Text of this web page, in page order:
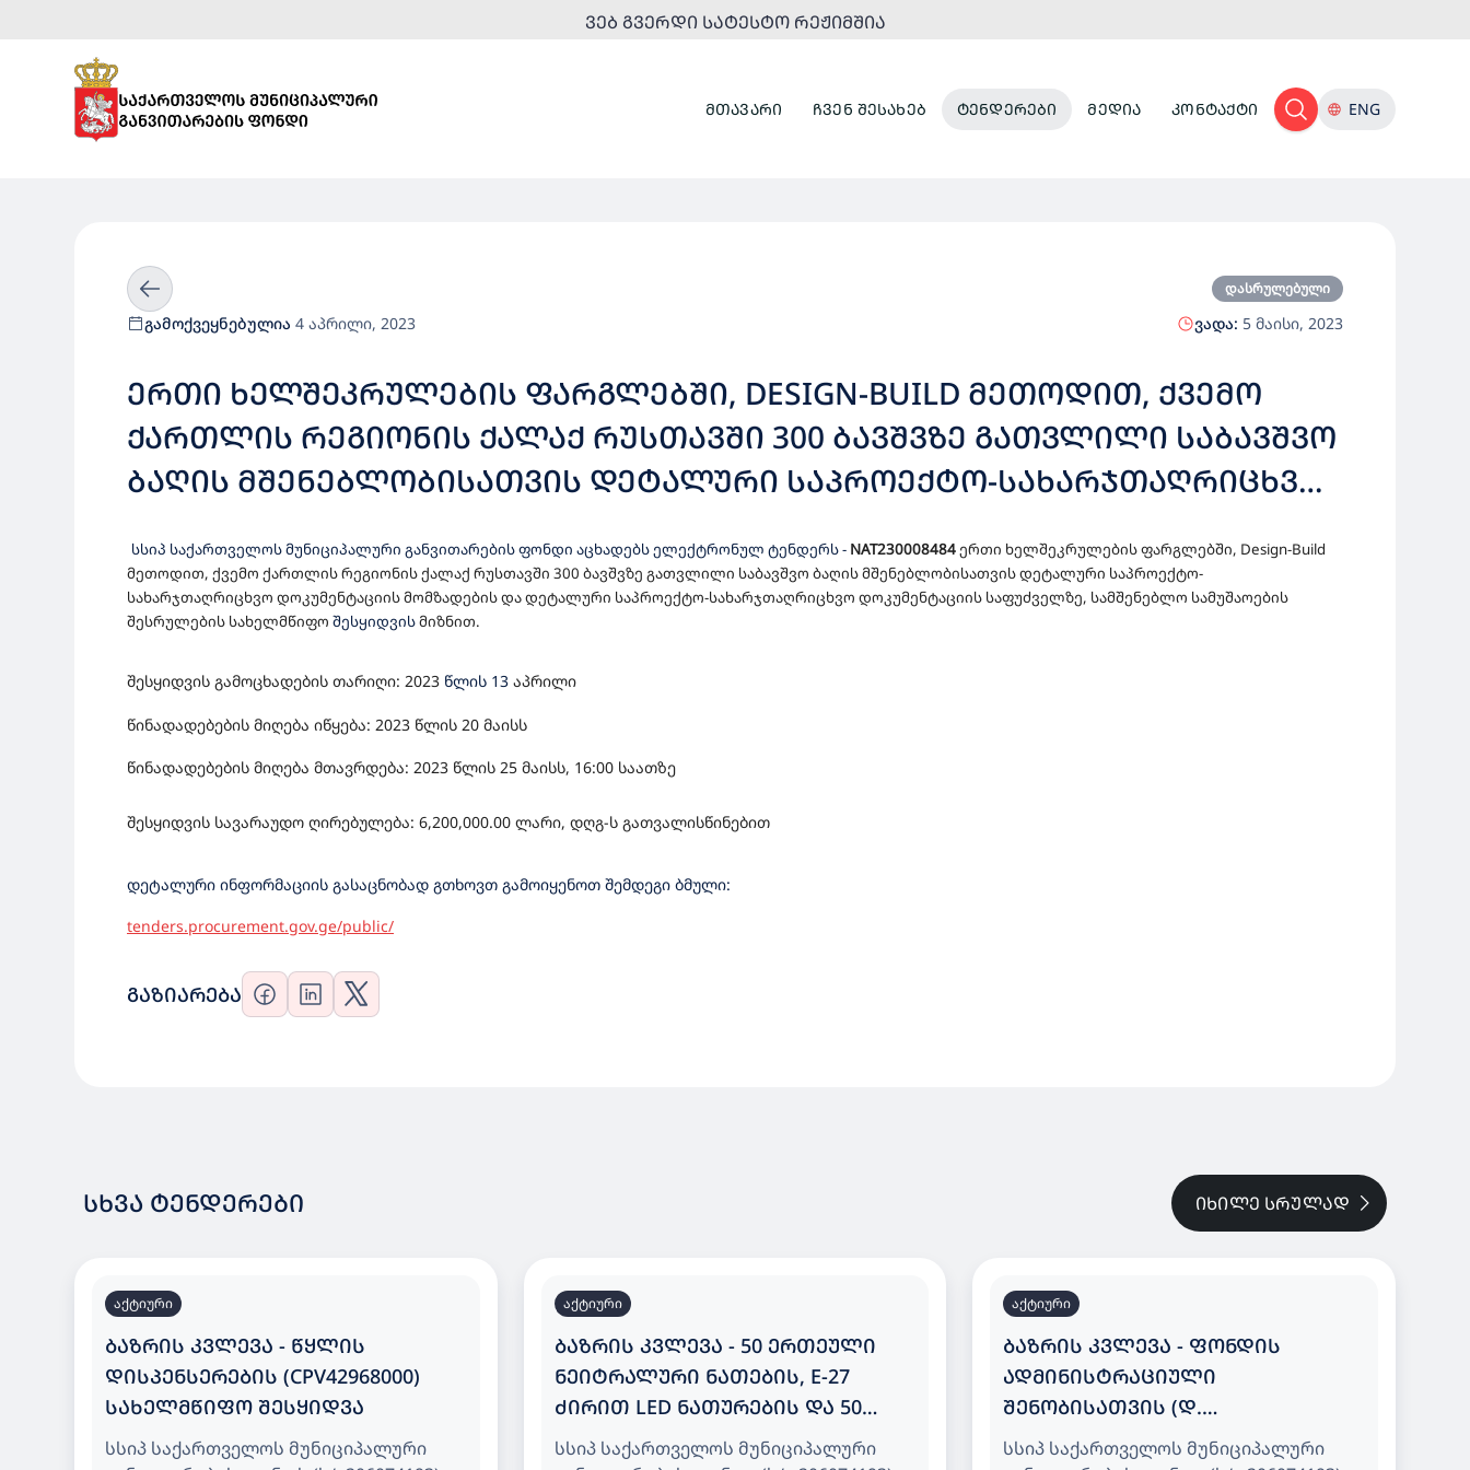
ᲕᲔᲑ ᲒᲕᲔᲠᲓᲘ ᲡᲐᲢᲔᲡᲢᲝ ᲠᲔᲟᲘᲛᲨᲘᲐ
ᲛᲗᲐᲕᲐᲠᲘ ᲩᲕᲔᲜ ᲨᲔᲡᲐᲮᲔᲑ ᲢᲔᲜᲓᲔᲠᲔᲑᲘ ᲛᲔᲓᲘᲐ ᲙᲝᲜᲢᲐᲥᲢᲘ ENG
დასრულებული
გამოქვეყნებულია 4 აპრილი, 2023 ვადა: 5 მაისი, 2023
ᲔᲠᲗᲘ ᲮᲔᲚᲨᲔᲙᲠᲣᲚᲔᲑᲘᲡ ᲤᲐᲠᲒᲚᲔᲑᲨᲘ, DESIGN-BUILD ᲛᲔᲗᲝᲓᲘᲗ, ᲥᲕᲔᲛᲝ
ᲥᲐᲠᲗᲚᲘᲡ ᲠᲔᲒᲘᲝᲜᲘᲡ ᲥᲐᲚᲐᲥ ᲠᲣᲡᲗᲐᲕᲨᲘ 300 ᲑᲐᲕᲨᲕᲖᲔ ᲒᲐᲗᲕᲚᲘᲚᲘ ᲡᲐᲑᲐᲕᲨᲕᲝ
ᲑᲐᲦᲘᲡ ᲛᲨᲔᲜᲔᲑᲚᲝᲑᲘᲡᲐᲗᲕᲘᲡ ᲓᲔᲢᲐᲚᲣᲠᲘ ᲡᲐᲞᲠᲝᲔᲥᲢᲝ-ᲡᲐᲮᲐᲠᲯᲗᲐᲦᲠᲘᲪᲮᲕᲝ
ᲡᲐᲮᲐᲠᲯᲗᲐᲦᲠᲘᲪᲮᲕᲝ ᲓᲝᲙᲣᲛᲔᲜᲢᲐᲪᲘᲘᲡ ᲡᲐᲤᲣᲫᲕᲔᲚᲖᲔ, ᲡᲐᲛᲨᲔᲜᲔᲑᲚᲝ
ᲡᲐᲛᲣᲨᲐᲝᲔᲑᲘᲡ ᲨᲔᲡᲠᲣᲚᲔᲑᲘᲡ ᲡᲐᲮᲔᲚᲛᲬᲘᲤᲝ ᲨᲔᲡᲧᲘᲓᲕᲐ
სსიპ საქართველოს მუნიციპალური განვითარების ფონდი აცხადებს ელექტრონულ ტენდერს- NAT230008484ერთი ხელშეკრულების ფარგლებში, Design-Build
მეთოდით, ქვემო ქართლის რეგიონის ქალაქ რუსთავში 300 ბავშვზე გათვლილი საბავშვო ბაღისმშენებლობისათვის დეტალური საპროექტო-
სახარჯთაღრიცხვო დოკუმენტაციის მომზადების და დეტალური საპროექტო-სახარჯთაღრიცხვო დოკუმენტაციის საფუძველზე, სამშენებლო სამუშაოების
შესრულების სახელმწიფო შესყიდვისმიზნით.
შესყიდვის გამოცხადების თარიღი: 2023 წლის 13 აპრილი
წინადადებების მიღება იწყება: 2023 წლის 20 მაისს
წინადადებების მიღება მთავრდება: 2023 წლის 25 მაისს, 16:00 საათზე
შესყიდვის სავარაუდო ღირებულება: 6,200,000.00 ლარი, დღგ-ს გათვალისწინებით
დეტალური ინფორმაციის გასაცნობად გთხოვთ გამოიყენოთ შემდეგი ბმული:
tenders.procurement.gov.ge/public/
ᲒᲐᲖᲘᲐᲠᲔᲑᲐ
ᲡᲮᲕᲐ ᲢᲔᲜᲓᲔᲠᲔᲑᲘ ᲘᲮᲘᲚᲔ ᲡᲠᲣᲚᲐᲓ
აქტიური
ᲑᲐᲖᲠᲘᲡ ᲙᲕᲚᲔᲕᲐ - ᲬᲧᲚᲘᲡ
ᲓᲘᲡᲞᲔᲜᲡᲔᲠᲔᲑᲘᲡ (CPV42968000)
ᲡᲐᲮᲔᲚᲛᲬᲘᲤᲝ ᲨᲔᲡᲧᲘᲓᲕᲐ
სსიპ საქართველოს მუნიციპალური
აქტიური
ᲑᲐᲖᲠᲘᲡ ᲙᲕᲚᲔᲕᲐ - 50 ᲔᲠᲗᲔᲣᲚᲘ
ᲜᲔᲘᲢᲠᲐᲚᲣᲠᲘ ᲜᲐᲗᲔᲑᲘᲡ, E-27
ᲫᲘᲠᲘᲗ LED ᲜᲐᲗᲣᲠᲔᲑᲘᲡ ᲓᲐ 50
ᲔᲠᲗᲔᲣᲚᲘ ᲗᲑᲘᲚᲘ ᲜᲐᲗᲔᲑᲘᲡ, E-27
სსიპ საქართველოს მუნიციპალური
აქტიური
ᲑᲐᲖᲠᲘᲡ ᲙᲕᲚᲔᲕᲐ - ᲤᲝᲜᲓᲘᲡ
ᲐᲓᲛᲘᲜᲘᲡᲢᲠᲐᲪᲘᲣᲚᲘ
ᲨᲔᲜᲝᲑᲘᲡᲐᲗᲕᲘᲡ (Დ.
ᲐᲦᲛᲐᲨᲔᲜᲔᲑᲚᲘᲡ ᲒᲐᲛᲖ. N150) ᲨᲕᲘᲓᲘ
სსიპ საქართველოს მუნიციპალური